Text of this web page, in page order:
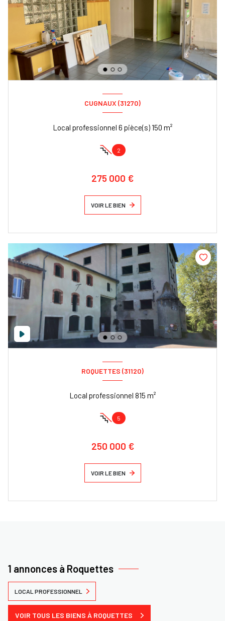
CUGNAUX (31270)
Local professionnel 6 pièce(s) 150 m²
2
275 000 €
VOIR LE BIEN
ROQUETTES (31120)
Local professionnel 815 m²
5
250 000 €
VOIR LE BIEN
1 annonces à Roquettes
LOCAL PROFESSIONNEL
VOIR TOUS LES BIENS À ROQUETTES